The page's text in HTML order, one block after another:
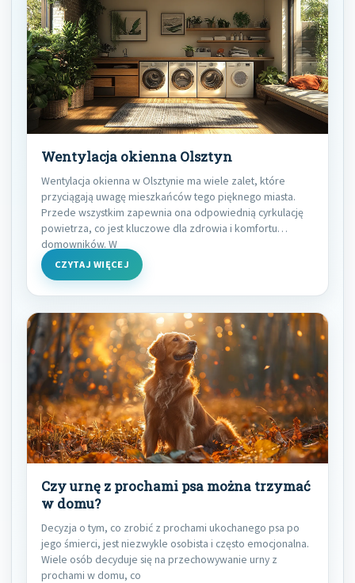
Wentylacja okienna Olsztyn
Wentylacja okienna w Olsztynie ma wiele zalet, które
przyciągają uwagę mieszkańców tego pięknego miasta.
Przede wszystkim zapewnia ona odpowiednią cyrkulację
powietrza, co jest kluczowe dla zdrowia i komfortu
domowników. W
CZYTAJ WIĘCEJ
Czy urnę z prochami psa można trzymać
w domu?
Decyzja o tym, co zrobić z prochami ukochanego psa po
jego śmierci, jest niezwykle osobista i często emocjonalna.
Wiele osób decyduje się na przechowywanie urny z
prochami w domu, co